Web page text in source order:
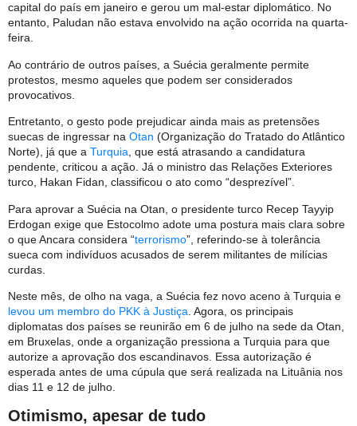
capital do país em janeiro e gerou um mal-estar diplomático. No
entanto, Paludan não estava envolvido na ação ocorrida na quarta-
feira.
Ao contrário de outros países, a Suécia geralmente permite
protestos, mesmo aqueles que podem ser considerados
provocativos.
Entretanto, o gesto pode prejudicar ainda mais as pretensões
suecas de ingressar na Otan (Organização do Tratado do Atlântico
Norte), já que a Turquia , que está atrasando a candidatura
pendente, criticou a ação. Já o ministro das Relações Exteriores
turco, Hakan Fidan, classificou o ato como “desprezível”.
Para aprovar a Suécia na Otan, o presidente turco Recep Tayyip
Erdogan exige que Estocolmo adote uma postura mais clara sobre
o que Ancara considera “terrorismo”, referindo-se à tolerância
sueca com indivíduos acusados de serem militantes de milícias
curdas.
Neste mês, de olho na vaga, a Suécia fez novo aceno à Turquia e
levou um membro do PKK à Justiça . Agora, os principais
diplomatas dos países se reunirão em 6 de julho na sede da Otan,
em Bruxelas, onde a organização pressiona a Turquia para que
autorize a aprovação dos escandinavos. Essa autorização é
esperada antes de uma cúpula que será realizada na Lituânia nos
dias 11 e 12 de julho.
Otimismo, apesar de tudo